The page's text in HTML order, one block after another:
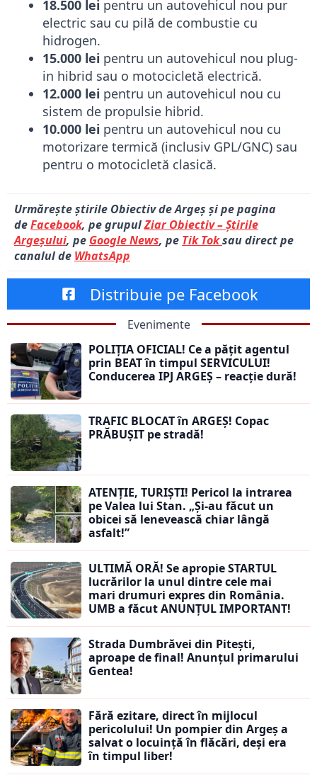
18.500 lei pentru un autovehicul nou pur
electric sau cu pilă de combustie cu
hidrogen.
15.000 lei pentru un autovehicul nou plug-
in hibrid sau o motocicletă electrică.
12.000 lei pentru un autovehicul nou cu
sistem de propulsie hibrid.
10.000 lei pentru un autovehicul nou cu
motorizare termică (inclusiv GPL/GNC) sau
pentru o motocicletă clasică.
Urmărește știrile Obiectiv de Argeș și pe pagina
deFacebook, pe grupulZiar Obiectiv – Știrile
Argeșului, pe Google News, pe Tik Toksau direct pe
canalul de WhatsApp
Distribuie pe Facebook
Evenimente
POLIȚIA OFICIAL! Ce a pățit agentul
prin BEAT în timpul SERVICULUI!
Conducerea IPJ ARGEȘ – reacție dură!
TRAFIC BLOCAT în ARGEȘ! Copac
PRĂBUȘIT pe stradă!
ATENȚIE, TURIȘTI! Pericol la intrarea
pe Valea lui Stan. „Și-au făcut un
obicei să lenevească chiar lângă
asfalt!”
ULTIMĂ ORĂ! Se apropie STARTUL
lucrărilor la unul dintre cele mai
mari drumuri expres din România.
UMB a făcut ANUNȚUL IMPORTANT!
Strada Dumbrăvei din Pitești,
aproape de final! Anunțul primarului
Gentea!
Fără ezitare, direct în mijlocul
pericolului! Un pompier din Argeș a
salvat o locuință în flăcări, deși era
în timpul liber!